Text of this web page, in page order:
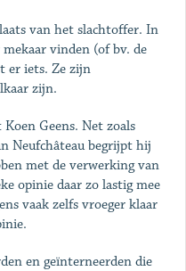
van het slachtoffer. In
vinden (of bv. de
er iets. Ze zijn
zijn.
Geens. Net zoals
Neufchâteau begrijpt hij
met de verwerking van
opinie daar zo lastig mee
vaak zelfs vroeger klaar
en geïnterneerden die